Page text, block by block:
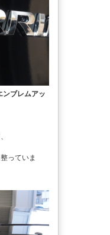
ブレムアッ
っていま